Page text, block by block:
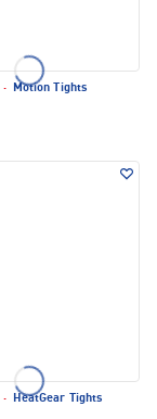
·
Motion Tights
·
HeatGear Tights